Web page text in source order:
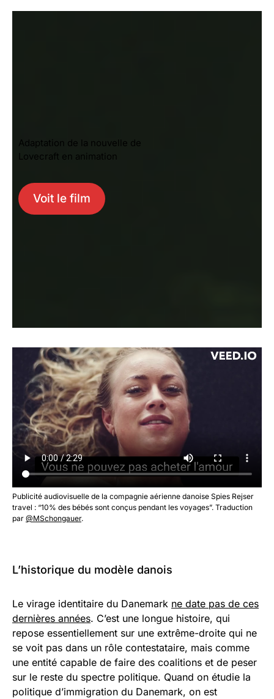
Adaptation de la nouvelle de
Lovecraft en animation
Voit le film
Publicité audiovisuelle de la compagnie aérienne danoise Spies Rejser
travel : “10% des bébés sont conçus pendant les voyages”. Traduction
par @MSchongauer.
L’historique du modèle danois
Le virage identitaire du Danemark ne date pas de ces
dernières années. C’est une longue histoire, qui
repose essentiellement sur une extrême-droite qui ne
se voit pas dans un rôle contestataire, mais comme
une entité capable de faire des coalitions et de peser
sur le reste du spectre politique. Quand on étudie la
politique d’immigration du Danemark, on est